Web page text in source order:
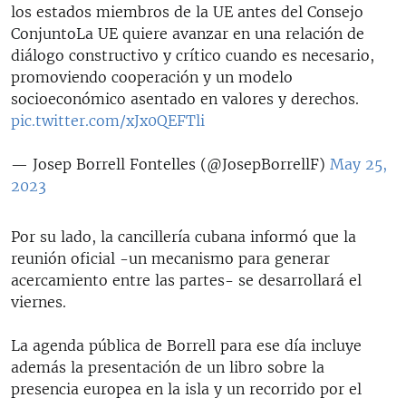
los estados miembros de la UE antes del Consejo
ConjuntoLa UE quiere avanzar en una relación de
diálogo constructivo y crítico cuando es necesario,
promoviendo cooperación y un modelo
socioeconómico asentado en valores y derechos.
pic.twitter.com/xJx0QEFTli
— Josep Borrell Fontelles (@JosepBorrellF) May 25,
2023
Por su lado, la cancillería cubana informó que la
reunión oficial -un mecanismo para generar
acercamiento entre las partes- se desarrollará el
viernes.
La agenda pública de Borrell para ese día incluye
además la presentación de un libro sobre la
presencia europea en la isla y un recorrido por el